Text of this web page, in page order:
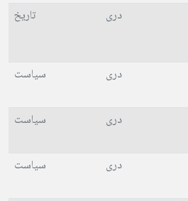
دری تاریخ
دری سیاست
دری سیاست
دری سیاست